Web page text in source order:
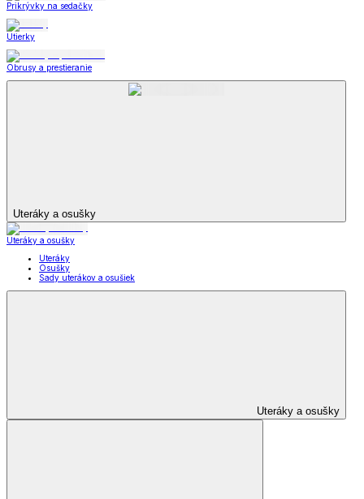
Prikrývky na sedačky
Utierky
Obrusy a prestieranie
Uteráky a osušky
Uteráky a osušky
Uteráky
Osušky
Sady uterákov a osušiek
Uteráky a osušky